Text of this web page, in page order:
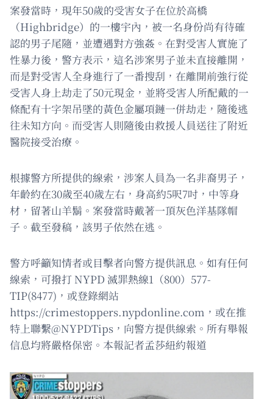
案發當時，現年50歲的受害女子在位於高橋
（Highbridge）的一樓宇內，被一名身份尚有待確
認的男子尾隨，並遭遇對方強姦。在對受害人實施了
性暴力後，警方表示，這名涉案男子並未直接離開，
而是對受害人全身進行了一番搜刮，在離開前強行從
受害人身上劫走了50元現金，並將受害人所配戴的一
條配有十字架吊墜的黃色金屬項鏈一併劫走，隨後逃
往未知方向。而受害人則隨後由救援人員送往了附近
醫院接受治療。
根據警方所提供的線索，涉案人員為一名非裔男子，
年齡約在30歲至40歲左右，身高約5呎7吋，中等身
材，留著山羊鬍。案發當時戴著一頂灰色洋基隊帽
子。截至發稿，該男子依然在逃。
警方呼籲知情者或目擊者向警方提供訊息。如有任何
線索，可撥打 NYPD 滅罪熱線1（800）577-
TIP(8477)，或登錄網站
https://crimestoppers.nypdonline.com，或在推
特上聯繫@NYPDTips，向警方提供線索。所有舉報
信息均將嚴格保密。本報記者孟莎紐約報道